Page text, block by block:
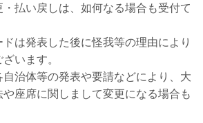
払い戻しは、如何なる場合も受付て
は発表した後に怪我等の理由により
います。
自治体等の発表や要請などにより、大
座席に関しまして変更になる場合も